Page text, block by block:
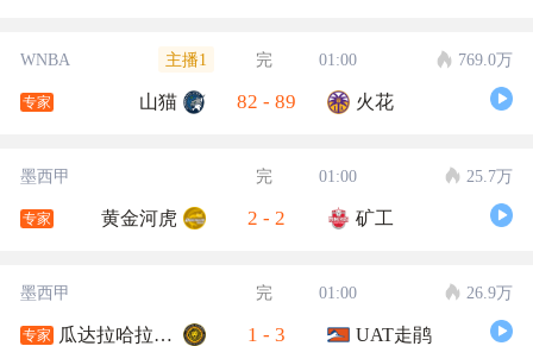
WNBA 主播1 完 01:00 769.0万
专家 山猫 82 - 89 火花
墨西甲 完 01:00 25.7万
专家 黄金河虎 2 - 2 矿工
墨西甲 完 01:00 26.9万
专家 瓜达拉哈拉大学 1 - 3 UAT走鹃